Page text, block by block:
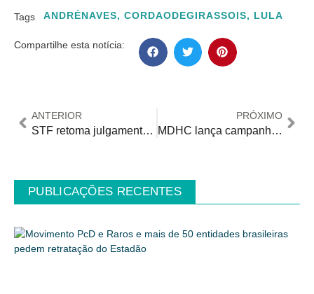
Tags ANDRÉNAVES, CORDAODEGIRASSOIS, LULA
Compartilhe esta notícia:
ANTERIOR
STF retoma julgamento sobre isenção de contribuição previdenciária de servidores incapacitados
PRÓXIMO
MDHC lança campanha de enfrentamento ao capacitismo em evento da ONU
PUBLICAÇÕES RECENTES